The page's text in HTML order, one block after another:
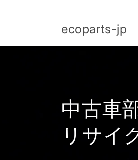
ecoparts-jp
中古車
リサイ